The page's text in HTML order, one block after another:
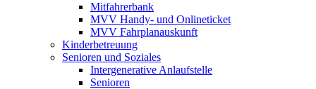
Mitfahrerbank
MVV Handy- und Onlineticket
MVV Fahrplanauskunft
Kinderbetreuung
Senioren und Soziales
Intergenerative Anlaufstelle
Senioren